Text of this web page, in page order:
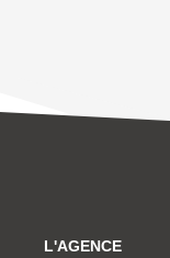
L'AGENCE